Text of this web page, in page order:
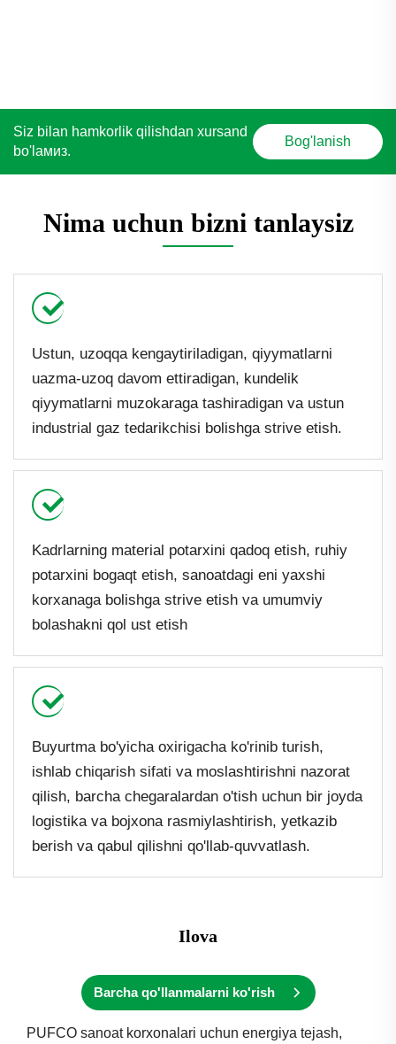
Siz bilan hamkorlik qilishdan xursand
bo'lамиз.
Bog'lanish
Nima uchun bizni tanlaysiz
Ustun, uzoqqa kengaytiriladigan, qiyymatlarni
uazma-uzoq davom ettiradigan, kundelik
qiyymatlarni muzokaraga tashiradigan va ustun
industrial gaz tedarikchisi bolishga strive etish.
Kadrlarning material potarxini qadoq etish, ruhiy
potarxini bogaqt etish, sanoatdagi eni yaxshi
korxanaga bolishga strive etish va umumviy
bolashakni qol ust etish
Buyurtma bo'yicha oxirigacha ko'rinib turish,
ishlab chiqarish sifati va moslashtirishni nazorat
qilish, barcha chegaralardan o'tish uchun bir joyda
logistika va bojxona rasmiylashtirish, yetkazib
berish va qabul qilishni qo'llab-quvvatlash.
Ilova
Barcha qo'llanmalarni ko'rish
PUFCO sanoat korxonalari uchun energiya tejash,